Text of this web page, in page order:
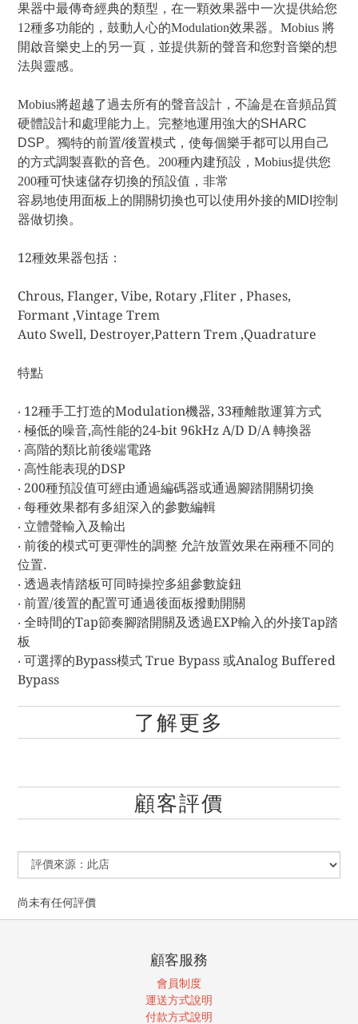
果器中最傳奇經典的類型 ， 在一顆效果器中一次提供給您
12種多功能的，鼓動人心的Modulation效果器。Mobius 將
開啟音樂史上的另一頁，並提供新的聲音和您對音樂的想
法與靈感。
Mobius將超越了過去所有的聲音設計，不論是在音頻品質
硬體設計和處理能力上。完整地運用強大的SHARC
DSP。獨特的前置/後置模式，使每個樂手都可以用自己
的方式調製喜歡的音色。 200種內建預設，Mobius提供您
200種可快速儲存切換的預設值，非常
容易地使用面板上的開關切換也可以使用外接的MIDI控制
器做切換。
12種效果器包括：
Chrous, Flanger, Vibe, Rotary ,Fliter , Phases,
Formant ,Vintage Trem
Auto Swell, Destroyer,Pattern Trem ,Quadrature
特點
‧ 12種手工打造的Modulation機器, 33種離散運算方式
‧ 極低的噪音,高性能的24-bit 96kHz A/D D/A 轉換器
‧ 高階的類比前後端電路
‧ 高性能表現的DSP
‧ 200種預設值可經由通過編碼器或通過腳踏開關切換
‧ 每種效果都有多組深入的參數編輯
‧ 立體聲輸入及輸出
‧ 前後的模式可更彈性的調整 允許放置效果在兩種不同的
位置.
‧ 透過表情踏板可同時操控多組參數旋鈕
‧ 前置/後置的配置可通過後面板撥動開關
‧ 全時間的Tap節奏腳踏開關及透過EXP輸入的外接Tap踏
板
‧ 可選擇的Bypass模式 True Bypass 或Analog Buffered
Bypass
了解更多
顧客評價
尚未有任何評價
顧客服務
會員制度
運送方式說明
付款方式說明